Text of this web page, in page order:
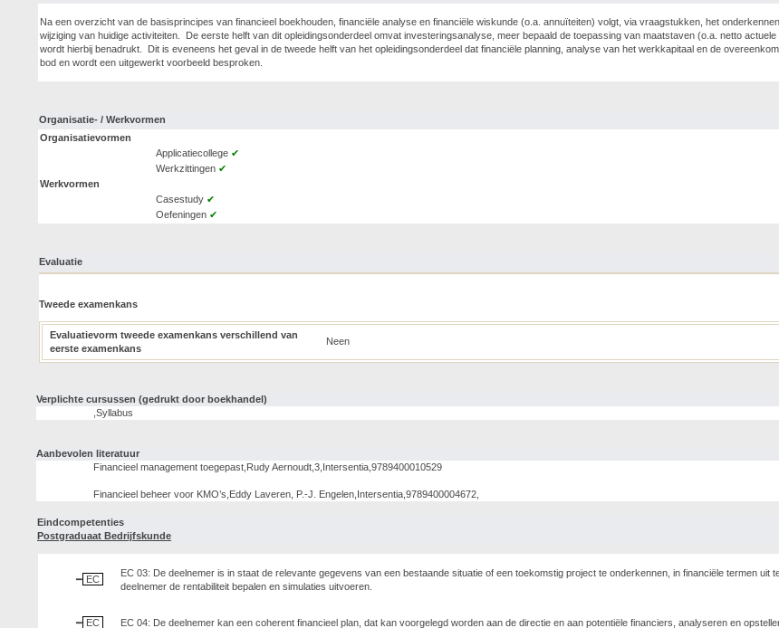
Na een overzicht van de basisprincipes van financieel boekhouden, financiële analyse en financiële wiskunde (o.a. annuïteiten) volgt, via vraagstukken, het
wijziging van huidige activiteiten. De eerste helft van dit opleidingsonderdeel omvat investeringsanalyse, meer bepaald de toepassing van maatstaven (o.a. netto
wordt hierbij benadrukt. Dit is eveneens het geval in de tweede helft van het opleidingsonderdeel dat financiële planning, analyse van het werkkapitaal en de
bod en wordt een uitgewerkt voorbeeld besproken.
Organisatie- / Werkvormen
Organisatievormen
Applicatiecollege ✔
Werkzittingen ✔
Werkvormen
Casestudy ✔
Oefeningen ✔
Evaluatie
Tweede examenkans
Evaluatievorm tweede examenkans verschillend van
eerste examenkans
Neen
Verplichte cursussen (gedrukt door boekhandel)
,Syllabus
Aanbevolen literatuur
Financieel management toegepast,Rudy Aernoudt,3,Intersentia,9789400010529
Financieel beheer voor KMO’s,Eddy Laveren, P.-J. Engelen,Intersentia,9789400004672,
Eindcompetenties
Postgraduaat Bedrijfskunde
EC
EC 03: De deelnemer is in staat de relevante gegevens van een bestaande situatie of een toekomstig project te onderkennen, in financiële termen
deelnemer de rentabiliteit bepalen en simulaties uitvoeren.
EC EC 04: De deelnemer kan een coherent financieel plan, dat kan voorgelegd worden aan de directie en aan potentiële financiers, analyseren en